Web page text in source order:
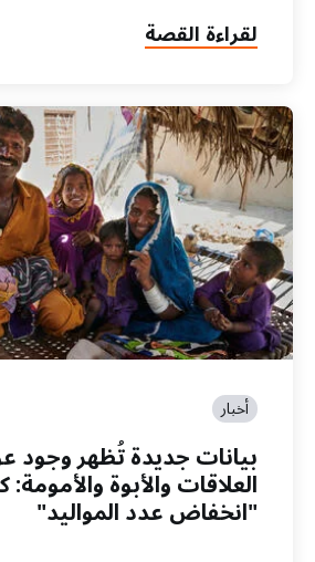
لقراءة القصة
أخبار
بيانات جديدة تُظهر وجود
العلاقات والأبوة
"انخفاض عدد المواليد"